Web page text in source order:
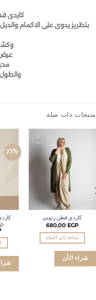
كاردى
بتطريز يدوى على الاكمام
عرض
محيط
والطول ١٤٠ سم من الكتف
ذات صلة
كاردي قطن زتوني
680,00EGP
إضافة إلى السلة
شراء الأن
كاردى
شراء